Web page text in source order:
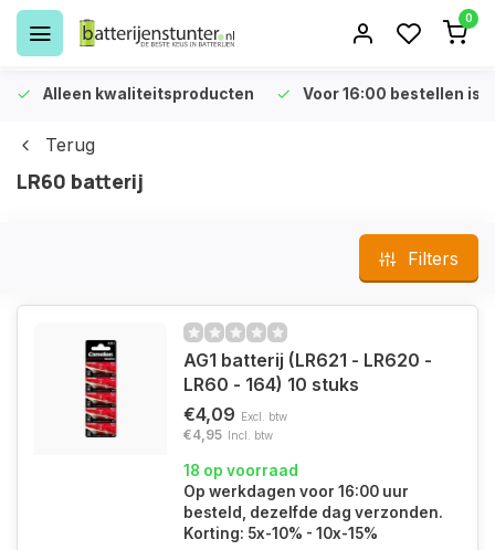
0
Alleen kwaliteitsproducten Voor 16:00 bestellen is
Terug
LR60 batterij
Filters
AG1 batterij (LR621 - LR620 -
LR60 - 164) 10 stuks
€4,09 Excl. btw
€4,95 Incl. btw
18 op voorraad
Op werkdagen voor 16:00 uur
besteld, dezelfde dag verzonden.
Korting: 5x-10% - 10x-15%